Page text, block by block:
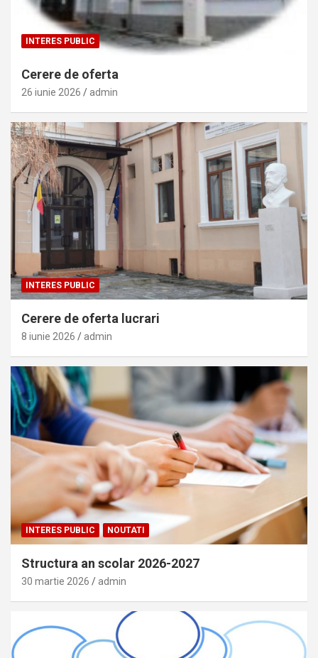
INTERES PUBLIC
Cerere de oferta
26 iunie 2026 admin
INTERES PUBLIC
Cerere de oferta lucrari
8 iunie 2026 admin
INTERES PUBLIC NOUTATI
Structura an scolar 2026-2027
30 martie 2026 admin